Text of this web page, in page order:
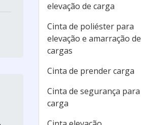
elevação de carga
Cinta de poliéster para
elevação e amarração de
cargas
Cinta de prender carga
Cinta de segurança para
carga